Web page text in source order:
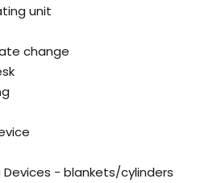
unit
change
- blankets/cylinders